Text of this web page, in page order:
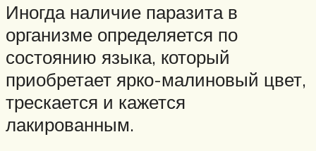
Иногда наличие паразита в
организме определяется по
состоянию языка, который
приобретает ярко-малиновый цвет,
трескается и кажется
лакированным.